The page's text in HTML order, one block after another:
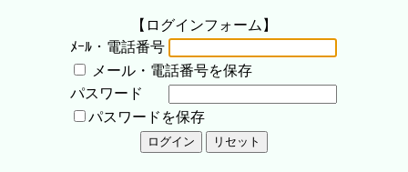
【ログインフォーム】
ﾒｰﾙ・電話番号
メール・電話番号を保存
パスワード
パスワードを保存